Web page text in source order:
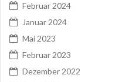
Februar 2024
Januar 2024
Mai 2023
Februar 2023
Dezember 2022